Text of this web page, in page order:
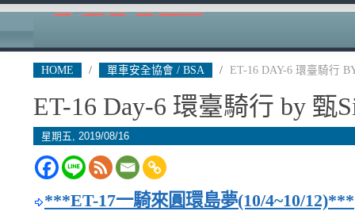
HOME / 單車安全協會 / BSA / ET-16 DAY-6 環臺騎行
ET-16 Day-6 環臺騎行 by 甄
星期五, 2019/08/16
***ET-17一騎來圓環島夢(10/4~10/12)***